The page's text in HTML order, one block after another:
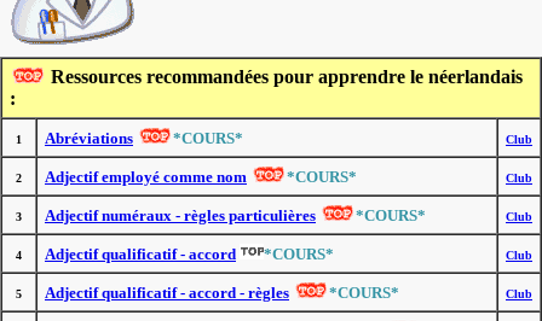
Ressources recommandées pour apprendre le néerlandais
:
1 Abréviations *COURS* Club
2 Adjectif employé comme nom *COURS* Club
3 Adjectif numéraux - règles particulières *COURS* Club
4 Adjectif qualificatif - accord *COURS* Club
5 Adjectif qualificatif - accord - règles *COURS* Club